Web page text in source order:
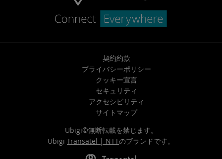
契約約款
プライバシーポリシー
クッキー宣言
セキュリティ
アクセシビリティ
サイトマップ
Ubigi©無断転載を禁じます。
Ubigi Transatel | NTTのブランドです。